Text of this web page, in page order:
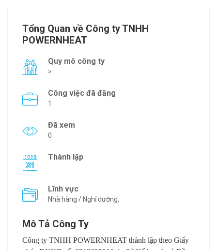
Tổng Quan về Công ty TNHH
POWERNHEAT
Quy mô công ty
>
Công việc đã đăng
1
Đã xem
0
Thành lập
Lĩnh vực
Nhà hàng / Nghỉ dưỡng,
Mô Tả Công Ty
Công ty TNHH POWERNHEAT thành lập theo Giấy